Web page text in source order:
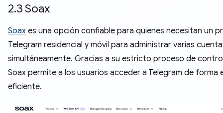
2.3 Soax
Soax es una opción confiable para quienes necesitan un
Telegram residencial y móvil para administrar varias
simultáneamente. Gracias a su estricto proceso de
Soax permite a los usuarios acceder a Telegram de forma
eficiente.